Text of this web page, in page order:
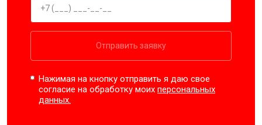
Отправить заявку
Нажимая на кнопку отправить я даю свое
согласие на обработку моихперсональных
данных.